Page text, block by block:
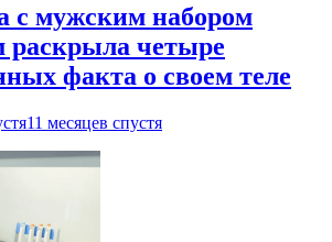
мужским набором
раскрыла четыре
факта о своем теле
11 месяцев спустя